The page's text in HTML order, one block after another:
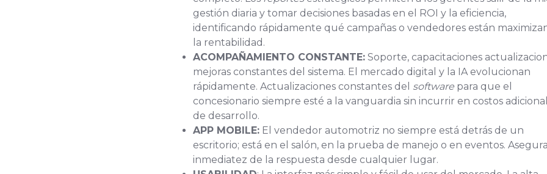
gestión diaria y tomar decisiones basadas en el ROI y la eficiencia,
identificando rápidamente qué campañas o vendedores están
la rentabilidad.
ACOMPAÑAMIENTO CONSTANTE: Soporte, capacitaciones
mejoras constantes del sistema. El mercado digital y la IA evolucionan
rápidamente. Actualizaciones constantes del software para que el
concesionario siempre esté a la vanguardia sin incurrir en costos
de desarrollo.
APP MOBILE: El vendedor automotriz no siempre está detrás de un
escritorio; está en el salón, en la prueba de manejo o en eventos.
inmediatez de la respuesta desde cualquier lugar.